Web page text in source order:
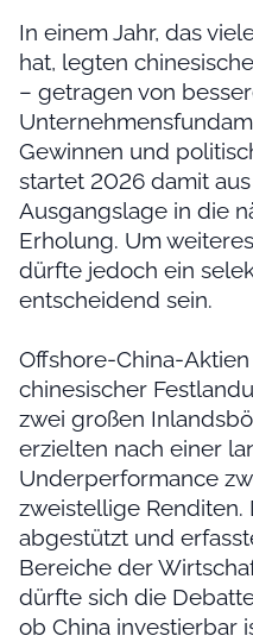
In einem Jahr, das
hat, legten
– getragen von
Gewinnen und
startet 2026 damit
Ausgangslage in die
Erholung. Um
dürfte jedoch ein
entscheidend sein.
Offshore-China-
chinesischer
zwei großen
erzielten nach einer
Underperformance
zweistellige
abgestützt und
Bereiche der
dürfte sich die
ob China investierbar